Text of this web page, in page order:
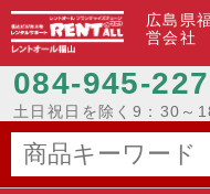
広島県
営会社
084-945-
土日祝日を除く9：30～